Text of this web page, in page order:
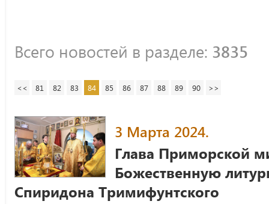
Всего новостей в разделе: 3835
<< 81 82 83 84 85 86 87 88 89 90 >>
3 Марта 2024.
Глава Приморской
Божественную
Спиридона Тримифунтского